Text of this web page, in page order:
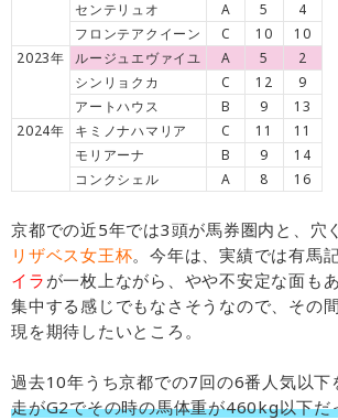
センテリュオ
A 5
4
フロンテアクイーン
C 10
10
2023年
ルージュエヴァイユ A 5
2
シンリョクカ
C 12
9
アートハウス
B 9
13
2024年
キミノナハマリア C 11
11
モリアーナ
B 9
14
コンクシェル
A 8 16
京都での近5年では3頭が馬券圏内と、穴
リザベス女王杯。今年は、実績では有馬
イラ が一枚上ながら、やや不安定な面も
集中する感じでもなさそうなので、その
現を期待したいところ。
過去10年うち京都での7回の6番人気以下
走がG2でその時の馬体重が460kg以下だ